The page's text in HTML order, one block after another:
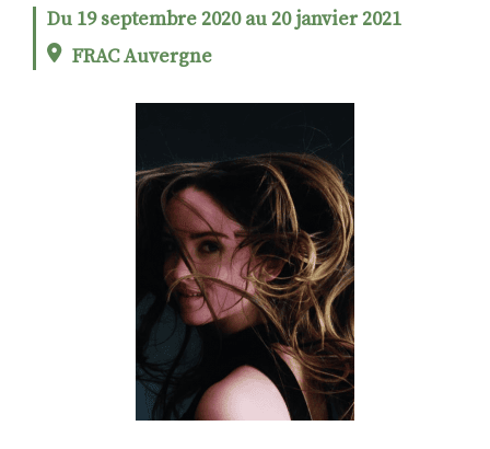
ALTER STRADA
RECHERCHER
S'ABONNER
S'INSCRIRE À LA NEWSLETTER
FACEBOOKINSTAGRAM
LINKEDINYOUTUBE
Du 19 septembre 2020 au 20 janvier 2021
FRAC Auvergne